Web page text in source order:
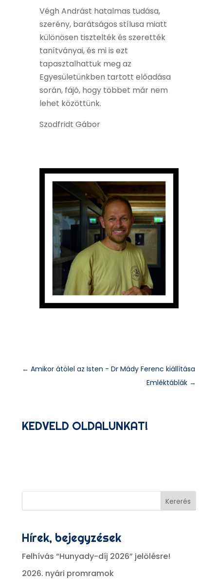
Végh Andrást hatalmas tudása,
szerény, barátságos stílusa miatt
különösen tisztelték és szerették
tanítványai, és mi is ezt
tapasztalhattuk meg az
Egyesületünkben tartott előadása
során, fájó, hogy többet már nem
lehet közöttünk.
Szodfridt Gábor
← Amikor átölel az Isten - Dr Mády Ferenc kiállítása
Emléktáblák →
KEDVELD OLDALUNKAT!
Kererés
Hírek, bejegyzések
Felhívás “Hunyady-díj 2026” jelölésre!
2026. nyári promramok